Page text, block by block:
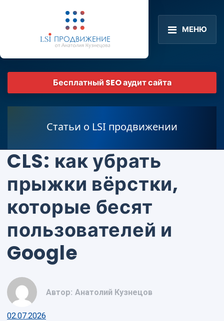
МЕНЮ
Бесплатный SEO аудит сайта
Статьи о LSI продвижении
CLS: как убрать
прыжки вёрстки,
которые бесят
пользователей и
Google
Автор: Анатолий Кузнецов
02.07.2026